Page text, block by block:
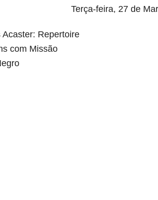
Terça-feira, 27 de
Repertoire
com Missão